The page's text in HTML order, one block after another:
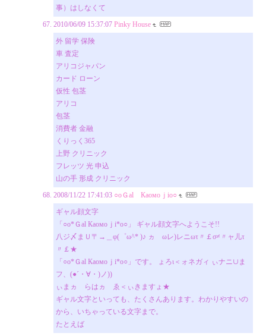
事）はしなくて
2010/06/09 15:37:07 Pinky House
外 留学 保険
車 査定
アリコジャパン
カード ローン
仮性 包茎
アリコ
包茎
消費者 金融
くりっく365
上野 クリニック
フレッツ 光 申込
山の手 形成 クリニック
2008/11/22 17:41:03 ○oＧаl Каoмoｊio○
ギャル顔文字
「○o*Ｇаl Каoмoｊi*o○」 ギャル顔文字へようこそ!!
八ジ〆まＵ〒→＿φ(゜ω^* )♪ ヵゝωレ)レニωτ〃￡σ≠〃ャ儿τ
〃￡★
「○o*Ｇаl Каoмoｊi*o○」です。 ょろι＜ォネガィ ぃナニ∪ま
フ、(●´・∀・)ノ))
ぃまヵゝらはヵゝゑ＜ぃきますょ★
ギャル文字といっても、たくさんあります。わかりやすいの
から、いちゃっている文字まで。
たとえば